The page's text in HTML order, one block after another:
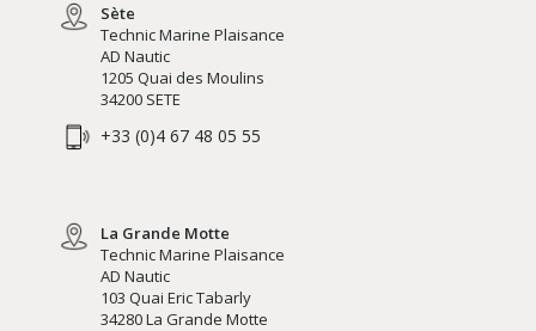
Sète
Technic Marine Plaisance
AD Nautic
1205 Quai des Moulins
34200 SETE
+33 (0)4 67 48 05 55
La Grande Motte
Technic Marine Plaisance
AD Nautic
103 Quai Eric Tabarly
34280 La Grande Motte